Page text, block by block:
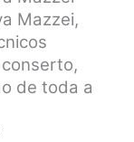
Mazzei,
de toda a